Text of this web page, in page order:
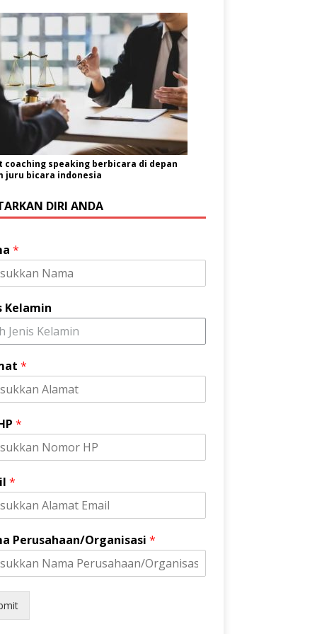
coaching speaking berbicara di depan
juru bicara indonesia
DIRI ANDA
*
Kelamin
Jenis Kelamin
*
*
*
Perusahaan/Organisasi *